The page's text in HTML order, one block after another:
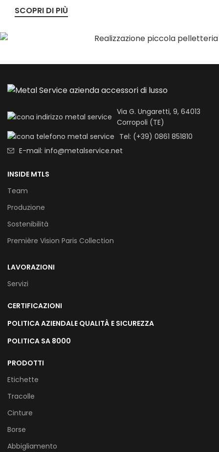
SCOPRI DI PIÙ
Via G. Ungaretti, 9, 64013
Corropoli (TE)
Tel: (+39) 0861 851810
E-mail: info@metalservice.net
INSIDE MTLS
Team
Produzione
Sostenibilità
Première Vision Paris Collection
LAVORAZIONI
Servizi
CERTIFICAZIONI
POLITICA AZIENDALE QUALITÀ E SICUREZZA
POLITICA SA 8000
PRODOTTI
Etichette
Tracolle
Cinture
Borse
Abbigliamento